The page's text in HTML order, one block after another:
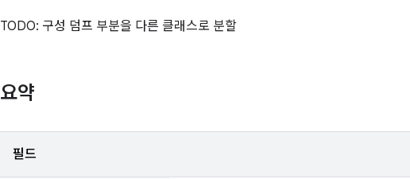
TODO: 구성 덤프 부분을 다른 클래스로 분할
요약
필드